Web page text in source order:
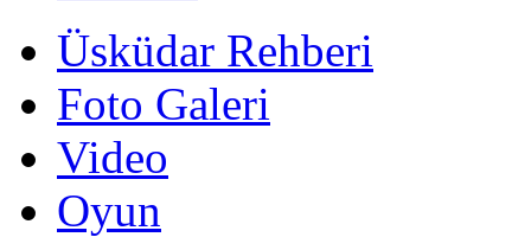
Üsküdar Rehberi
Foto Galeri
Video
Oyun